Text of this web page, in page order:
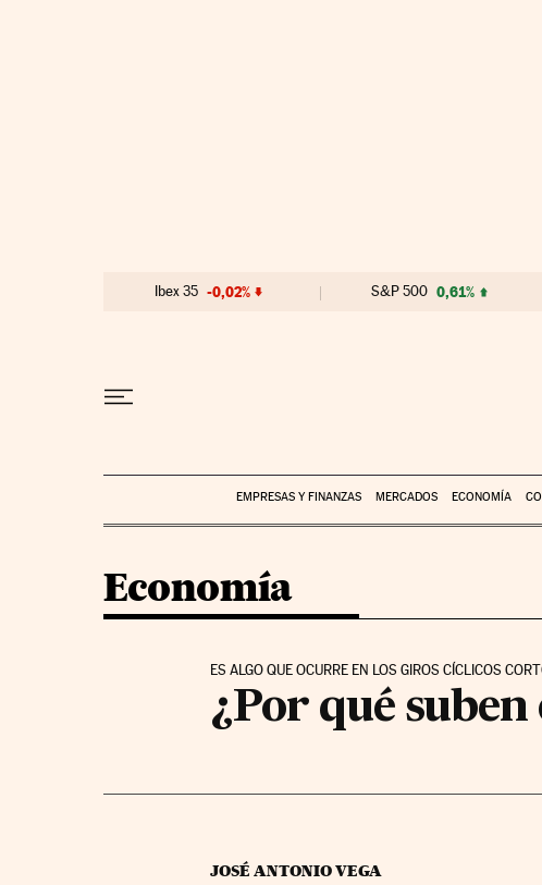
Ibex 35 -0,02% S&P 500 0,61%
EMPRESAS Y FINANZAS MERCADOS ECONOMÍA
Economía
ES ALGO QUE OCURRE EN LOS GIROS CÍCLICOS
¿Por qué
JOSÉ ANTONIO VEGA